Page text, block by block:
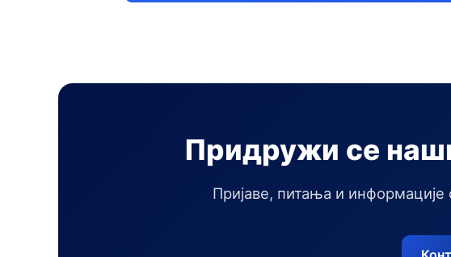
Придружи се
Пријаве, питања и